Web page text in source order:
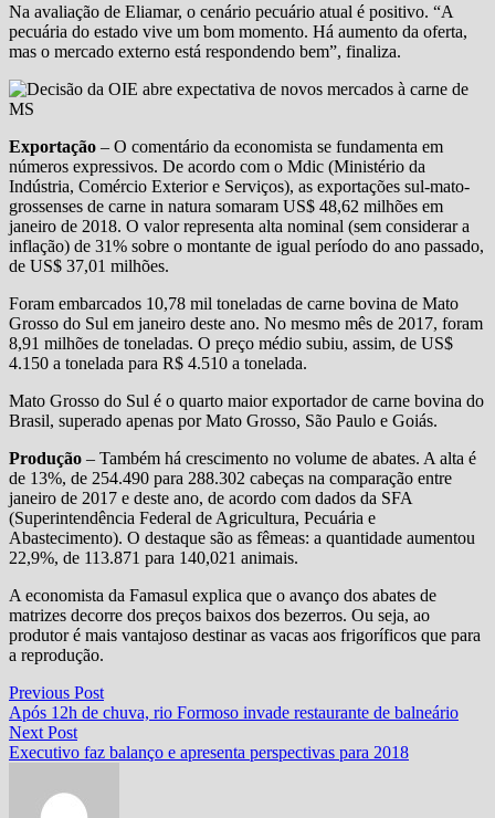
Na avaliação de Eliamar, o cenário pecuário atual é positivo. “A
pecuária do estado vive um bom momento. Há aumento da oferta,
mas o mercado externo está respondendo bem”, finaliza.
Exportação – O comentário da economista se fundamenta em
números expressivos. De acordo com o Mdic (Ministério da
Indústria, Comércio Exterior e Serviços), as exportações sul-mato-
grossenses de carne in natura somaram US$ 48,62 milhões em
janeiro de 2018. O valor representa alta nominal (sem considerar a
inflação) de 31% sobre o montante de igual período do ano passado,
de US$ 37,01 milhões.
Foram embarcados 10,78 mil toneladas de carne bovina de Mato
Grosso do Sul em janeiro deste ano. No mesmo mês de 2017, foram
8,91 milhões de toneladas. O preço médio subiu, assim, de US$
4.150 a tonelada para R$ 4.510 a tonelada.
Mato Grosso do Sul é o quarto maior exportador de carne bovina do
Brasil, superado apenas por Mato Grosso, São Paulo e Goiás.
Produção – Também há crescimento no volume de abates. A alta é
de 13%, de 254.490 para 288.302 cabeças na comparação entre
janeiro de 2017 e deste ano, de acordo com dados da SFA
(Superintendência Federal de Agricultura, Pecuária e
Abastecimento). O destaque são as fêmeas: a quantidade aumentou
22,9%, de 113.871 para 140,021 animais.
A economista da Famasul explica que o avanço dos abates de
matrizes decorre dos preços baixos dos bezerros. Ou seja, ao
produtor é mais vantajoso destinar as vacas aos frigoríficos que para
a reprodução.
Navegação
de
Post
Previous PostPrevious
post:
Após 12h de chuva, rio Formoso invade restaurante de balneário
Next PostNext
post:
Executivo faz balanço e apresenta perspectivas para 2018